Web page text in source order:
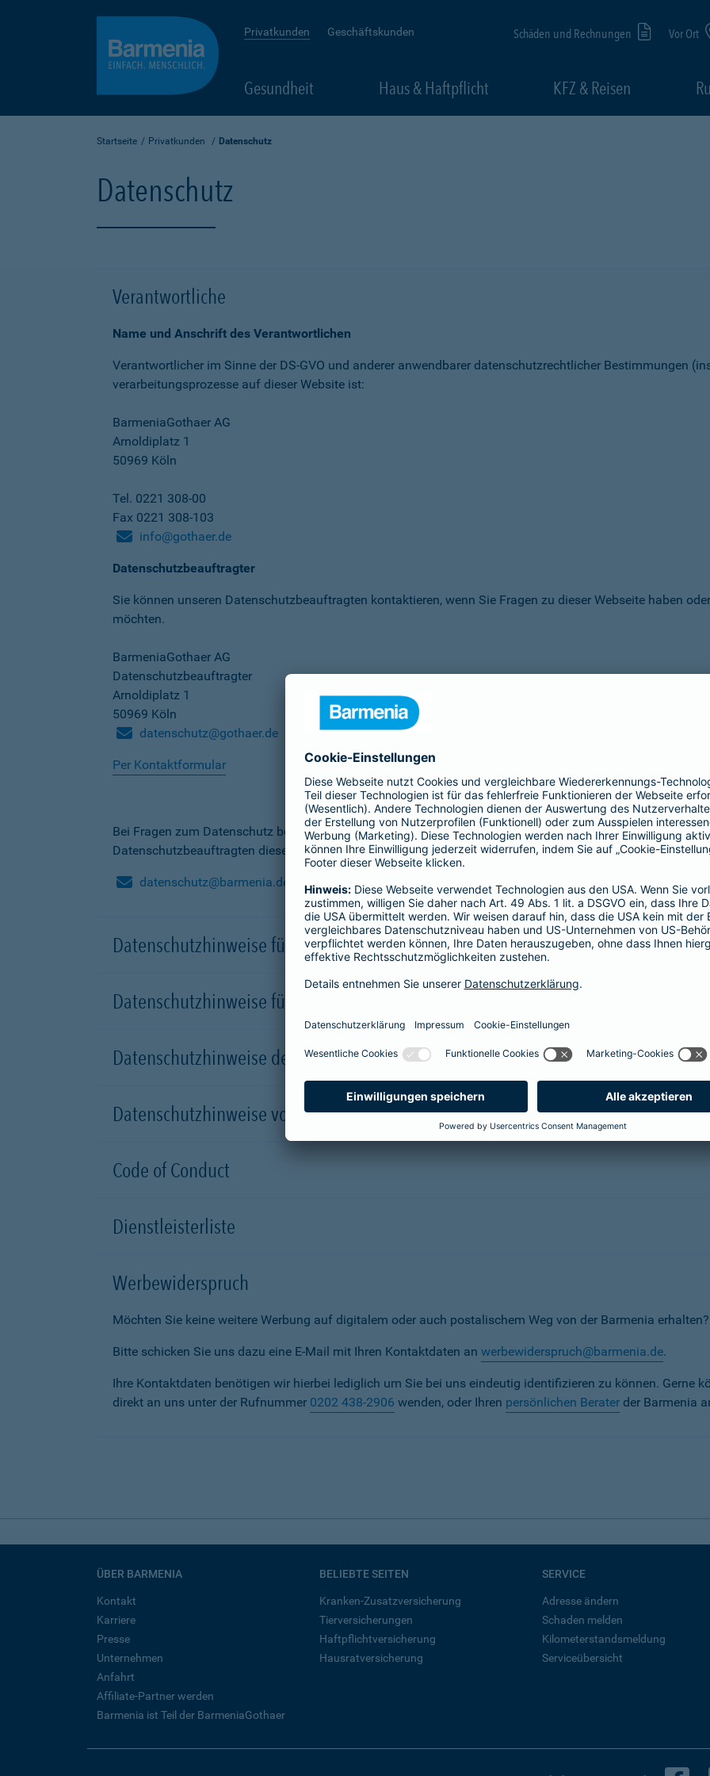
Privatkunden Geschäftskunden Schäden und Rechnungen Vor Ort
Gesundheit Haus & Haftpflicht KFZ & Reisen
Startseite Privatkunden Datenschutz
Datenschutz
Verantwortliche
Name und Anschrift des Verantwortlichen
Verantwortlicher im Sinne der DS-GVO und anderer anwendbarer datenschutz­rechtlicher Bestimmungen
verarbeitungs­prozesse auf dieser Website ist:
BarmeniaGothaer AG
Arnoldiplatz 1
50969 Köln
Tel. 0221 308-00
Fax 0221 308-103
info@gothaer.de
Datenschutzbeauftragter
Sie können unseren Datenschutz­beauftragten kontaktieren, wenn Sie Fragen zu dieser Webseite haben
möchten.
BarmeniaGothaer AG
Datenschutzbeauftragter
Arnoldiplatz 1
50969 Köln
datenschutz@gothaer.de
Per Kontaktformular
Bei Fragen zum Datenschutz bei der Barmenia Krankenversicherung AG und der Barmenia Allgemeine
Datenschutzbeauftragten dieser Gesellschaften kontaktieren.
datenschutz@barmenia.de
Datenschutzhinweise für Besucher der Webseite
Datenschutzhinweise für Onlinepräsenzen in sozialen Medien
Datenschutzhinweise der Versicherungsunternehmen
Datenschutzhinweise von Partnerunternehmen
Code of Conduct
Dienstleisterliste
Werbewiderspruch
Möchten Sie keine weitere Werbung auf digitalem oder auch postalischem Weg von der Barmenia
Bitte schicken Sie uns dazu eine E-Mail mit Ihren Kontaktdaten an werbewiderspruch@barmenia.de.
Ihre Kontaktdaten benötigen wir hierbei lediglich um Sie bei uns eindeutig identifizieren zu können. Gerne
direkt an uns unter der Rufnummer 0202 438-2906 wenden, oder Ihren persönlichen Berater der Barmenia
ÜBER BARMENIA
Kontakt
Karriere
Presse
Unternehmen
Anfahrt
Affiliate-Partner werden
Barmenia ist Teil der BarmeniaGothaer
BELIEBTE SEITEN
Kranken-Zusatzversicherung
Tierversicherungen
Haftpflichtversicherung
Hausratversicherung
SERVICE
Adresse ändern
Schaden melden
Kilometerstandsmeldung
Serviceübersicht